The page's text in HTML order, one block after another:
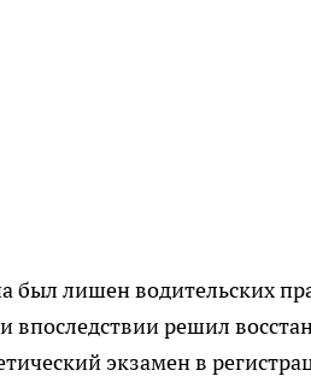
был лишен водительских
решил
экзамен в